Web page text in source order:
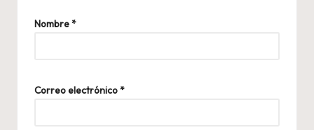
Nombre*
Correo electrónico*